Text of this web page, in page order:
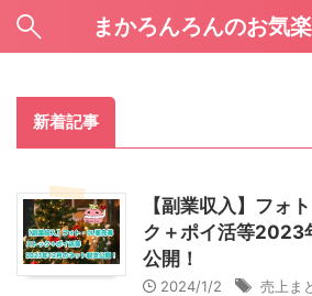
まかろんろんのお気
新着記事
【副業収入】フォ
ク＋ポイ活等2023
公開！
2024/1/2 売上ま